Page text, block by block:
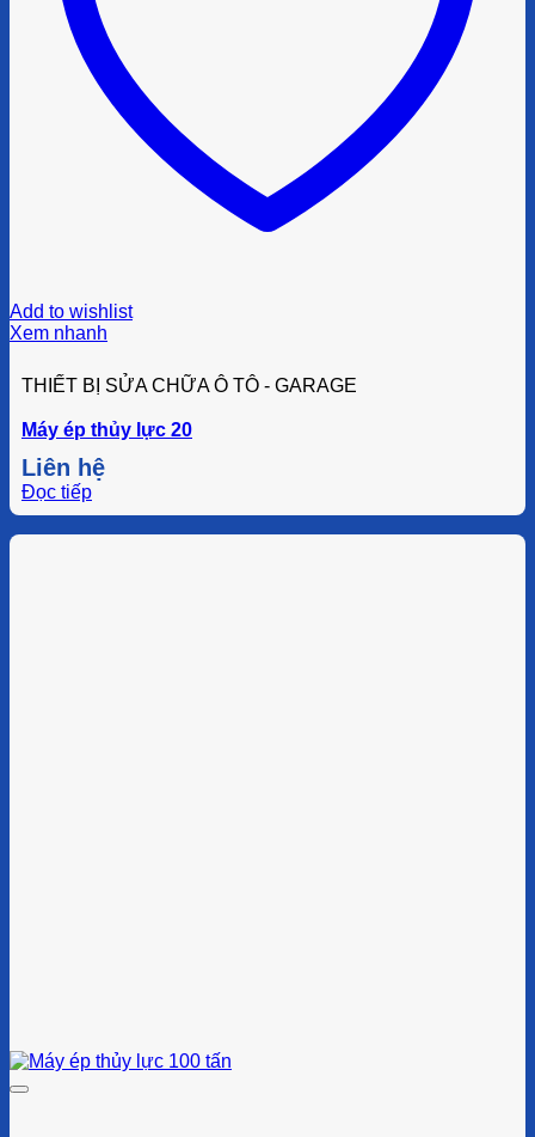
Add to wishlist
Xem nhanh
THIẾT BỊ SỬA CHỮA Ô TÔ - GARAGE
Máy ép thủy lực 20
Liên hệ
Đọc tiếp